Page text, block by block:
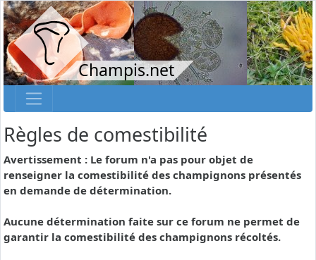
Champis.net
Règles de comestibilité
Avertissement : Le forum n'a pas pour objet de
renseigner la comestibilité des champignons présentés
en demande de détermination.
Aucune détermination faite sur ce forum ne permet de
garantir la comestibilité des champignons récoltés.